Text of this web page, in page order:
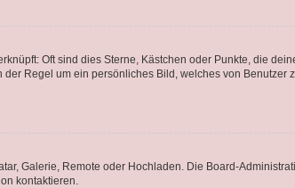
Oft sind dies Sterne, Kästchen oder Punkte, die
Regel um ein persönliches Bild, welches von Benutzer
Galerie, Remote oder Hochladen. Die Board-
kontaktieren.